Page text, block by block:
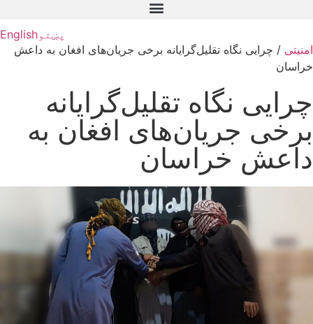
پښتوEnglish
امنیتی / چرایی نگاه تقلیل‌گرایانه برخی جریان‌های افغان به داعش
خراسان
چرایی نگاه تقلیل‌گرایانه
برخی جریان‌های افغان به
داعش خراسان